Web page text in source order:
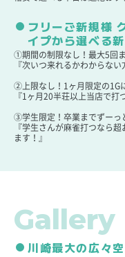
フリーご新規様
イプから選べる
①期間の制限なし！最大5回
『次いつ来れるかわからない
②上限なし！1ヶ月限定の1G
『1ヶ月20半荘以上当店で打
③学生限定！卒業までずーっ
『学生さんが麻雀打つなら
ます！』
Gallery
川崎最大の広々